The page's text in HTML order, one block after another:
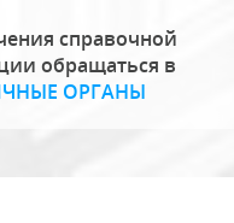
справочной
обращаться в
ОРГАНЫ